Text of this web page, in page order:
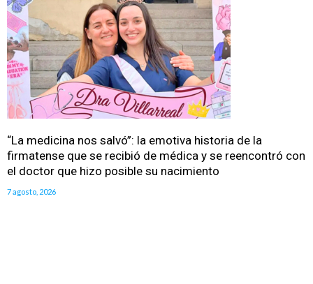
“La medicina nos salvó”: la emotiva historia de la
firmatense que se recibió de médica y se reencontró con
el doctor que hizo posible su nacimiento
7 agosto, 2026